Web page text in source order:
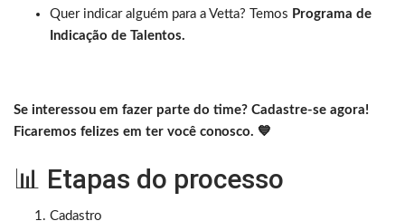
Quer indicar alguém para a Vetta? Temos Programa de
Indicação de Talentos.
Se interessou em fazer parte do time? Cadastre-se agora!
Ficaremos felizes em ter você conosco. 💙
📊 Etapas do processo
Cadastro